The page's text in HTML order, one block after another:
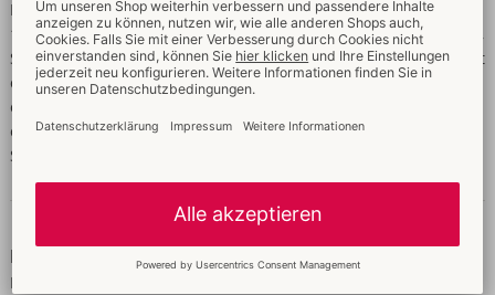
Polyglyceryl-6 Octastearate, Hydroxytethylcellulose, Polyglyceryl-
10 Mono/Dioleate, Acrylates/C10-30 Alkyl Acrylate Crosspolymer,
Sucralose, Carbomer, Vanillyl Butyl Ether, Lepidium meyenii root
extract, Epimedium Grandiflorum extract, Tribulus Terrestris
extract, Paullinia Cupana Seed extract, Ptychopetalum olacoides
extract, Tocopherol, Capsicum Frutescens Resin, Benzyl Alcohol,
Sodium Benzoate, BHT.
Daten & Eigenschaften
Eigenschaften
Für Männer